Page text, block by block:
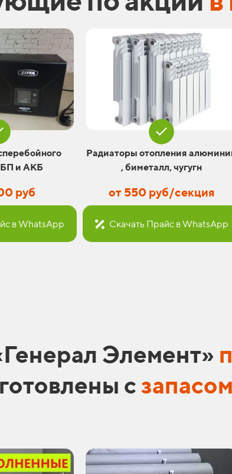
и АКБ
руб
в WhatsApp
Радиаторы отопления
, биметалл, чугугн
от 550 руб/секция
Скачать Прайс в WhatsApp
Элемент»
с